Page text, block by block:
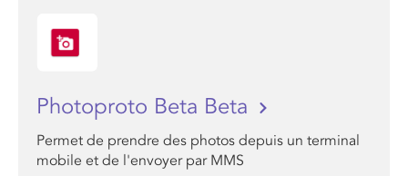
Photoproto Beta Beta
Permet de prendre des photos depuis un terminal
mobile et de l'envoyer par MMS